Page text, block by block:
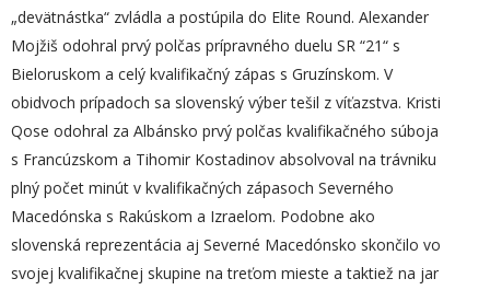
„devätnástka“ zvládla a postúpila do Elite Round. Alexander
Mojžiš odohral prvý polčas prípravného duelu SR “21“ s
Bieloruskom a celý kvalifikačný zápas s Gruzínskom. V
obidvoch prípadoch sa slovenský výber tešil z víťazstva. Kristi
Qose odohral za Albánsko prvý polčas kvalifikačného súboja
s Francúzskom a Tihomir Kostadinov absolvoval na trávniku
plný počet minút v kvalifikačných zápasoch Severného
Macedónska s Rakúskom a Izraelom. Podobne ako
slovenská reprezentácia aj Severné Macedónsko skončilo vo
svojej kvalifikačnej skupine na treťom mieste a taktiež na jar